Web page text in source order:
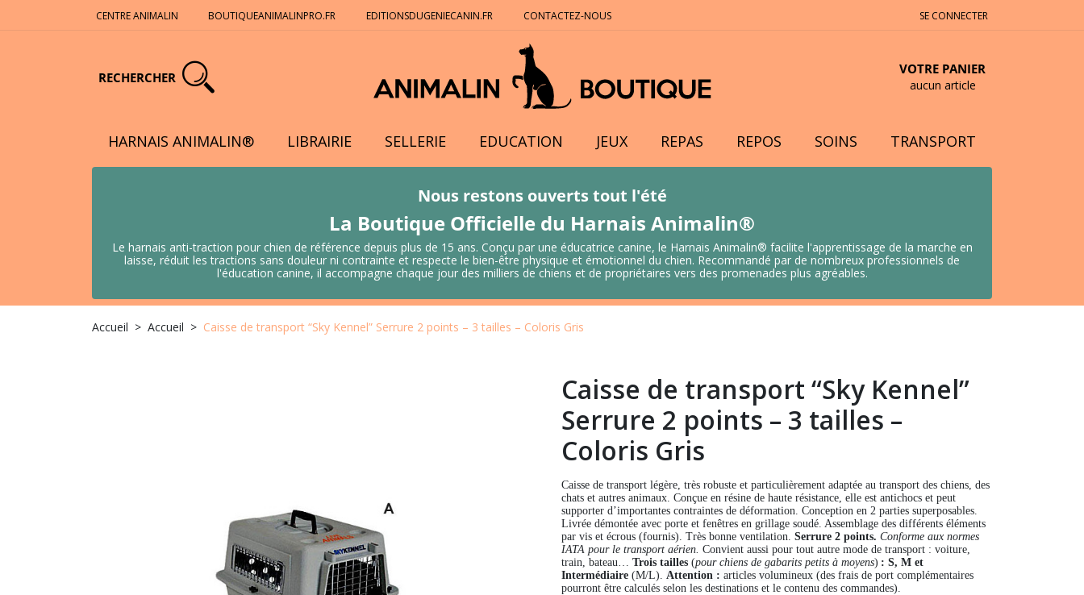
CENTRE ANIMALIN BOUTIQUEANIMALINPRO.FR EDITIONSDUGENIECANIN.FR CONTACTEZ-NOUS SE CONNECTER
RECHERCHER
VOTRE PANIER
aucun article
HARNAIS ANIMALIN® LIBRAIRIE SELLERIE EDUCATION JEUX REPAS REPOS SOINS TRANSPORT
Nous restons ouverts tout l'été
La Boutique Officielle du Harnais Animalin®
Le harnais anti-traction pour chien de référence depuis plus de 15 ans. Conçu par une éducatrice canine, le Harnais Animalin® facilite l'apprentissage de la marche en
laisse, réduit les tractions sans douleur ni contrainte et respecte le bien-être physique et émotionnel du chien. Recommandé par de nombreux professionnels de
l'éducation canine, il accompagne chaque jour des milliers de chiens et de propriétaires vers des promenades plus agréables.
Accueil Accueil Caisse de transport “Sky Kennel” Serrure 2 points – 3 tailles – Coloris Gris
Caisse de transport “Sky Kennel”
Serrure 2 points – 3 tailles –
Coloris Gris
Caisse de transport légère, très robuste et particulièrement adaptée au transport des chiens, des
chats et autres animaux. Conçue en résine de haute résistance, elle est antichocs et peut
supporter d’importantes contraintes de déformation. Conception en 2 parties superposables.
Livrée démontée avec porte et fenêtres en grillage soudé. Assemblage des différents éléments
par vis et écrous (fournis). Très bonne ventilation. Serrure 2 points. Conforme aux normes
IATA pour le transport aérien. Convient aussi pour tout autre mode de transport : voiture,
train, bateau… Trois tailles (pour chiens de gabarits petits à moyens) : S, M et
Intermédiaire (M/L). Attention : articles volumineux (des frais de port complémentaires
pourront être calculés selon les destinations et le contenu des commandes).